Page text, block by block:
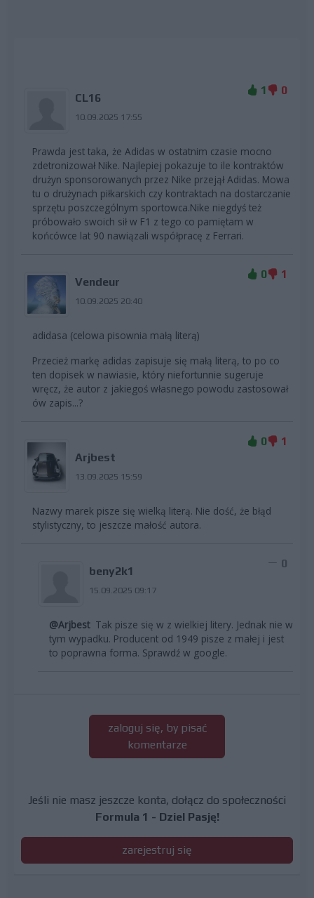
CL16
10.09.2025 17:55
1 0
Prawda jest taka, że Adidas w ostatnim czasie mocno
zdetronizował Nike. Najlepiej pokazuje to ile kontraktów
drużyn sponsorowanych przez Nike przejął Adidas. Mowa
tu o drużynach piłkarskich czy kontraktach na dostarczanie
sprzętu poszczególnym sportowca.Nike niegdyś też
próbowało swoich sił w F1 z tego co pamiętam w
końcówce lat 90 nawiązali współpracę z Ferrari.
Vendeur
10.09.2025 20:40
0 1
adidasa (celowa pisownia małą literą)
Przecież markę adidas zapisuje się małą literą, to po co
ten dopisek w nawiasie, który niefortunnie sugeruje
wręcz, że autor z jakiegoś własnego powodu zastosował
ów zapis...?
Arjbest
13.09.2025 15:59
0 1
Nazwy marek pisze się wielką literą. Nie dość, że błąd
stylistyczny, to jeszcze małość autora.
beny2k1
15.09.2025 09:17
0
@ArjbestTak pisze się w z wielkiej litery. Jednak nie w
tym wypadku. Producent od 1949 pisze z małej i jest
to poprawna forma. Sprawdź w google.
zaloguj się, by pisać
komentarze
Jeśli nie masz jeszcze konta, dołącz do społeczności
Formula 1 - Dziel Pasję!
zarejestruj się